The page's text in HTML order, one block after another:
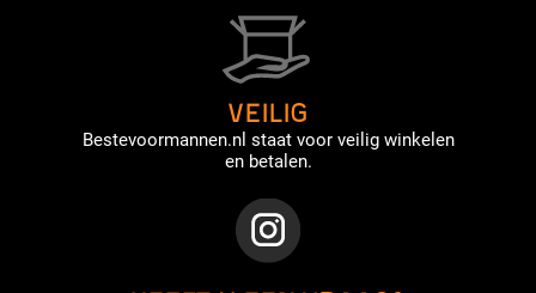
VEILIG
Bestevoormannen.nl staat voor veilig winkelen
en betalen.